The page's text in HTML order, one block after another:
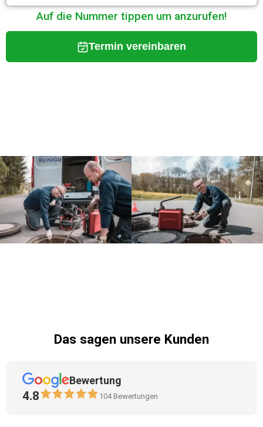
Auf die Nummer tippen um anzurufen!
Termin vereinbaren
Das sagen unsere Kunden
Bewertung
4.8 104Bewertungen